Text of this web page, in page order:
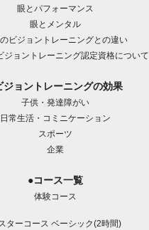
眼とパフォーマンス
眼とメンタル
ビジョントレーニングとの違い
ジョントレーニング認定資格について
ジョントレーニングの効果
子供・発達障がい
日常生活・コミニケーション
スポーツ
企業
●コース一覧
体験コース
ターコース ベーシック(2時間)